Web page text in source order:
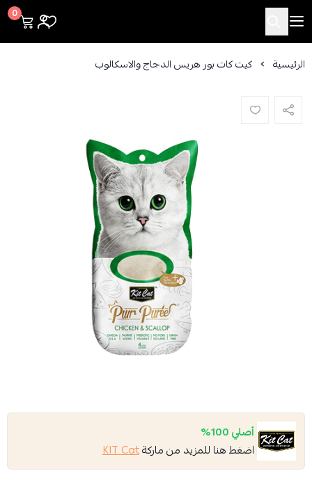
0
الرئيسية كيت كات بور هريس الدجاج والاسكالوب
أصلي 100%
اضغط هنا للمزيد من ماركةKIT Cat